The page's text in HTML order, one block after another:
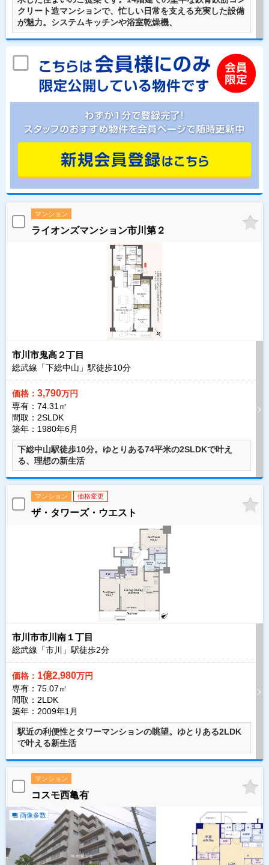
クリート造マンションで、忙しい日常を支える充実した設備
が魅力。システムキッチンや浴室乾燥機、
マンション
ライオンズマンション市川第２
市川市鬼高２丁目
総武線「下総中山」駅徒歩10分
価格： 3,790万円
専有：74.31㎡
間取：2SLDK
築年：1980年6月
下総中山駅徒歩10分。ゆとりある74平米の2SLDKで叶え
る、理想の新生活
マンション 価格変更
ザ・タワーズ・ウエスト
市川市市川南１丁目
総武線「市川」駅徒歩2分
価格： 1億2,980万円
専有：75.07㎡
間取：2LDK
築年：2009年1月
駅近の利便性とタワーマンションの眺望。ゆとりある2LDK
で叶える新生活
マンション
コスモ西亀有
画像多数